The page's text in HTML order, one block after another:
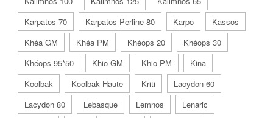
Karpatos 70
Karpatos Perline 80 Karpo
Kassos
Khéa GM
Khéa PM Khéops 20
Khéops 30
Khéops 95*50
Khio GM Khio PM
Kina
Koolbak
Koolbak Haute Kriti
Lacydon 60
Lacydon 80
Lebasque Lemnos
Lenaric